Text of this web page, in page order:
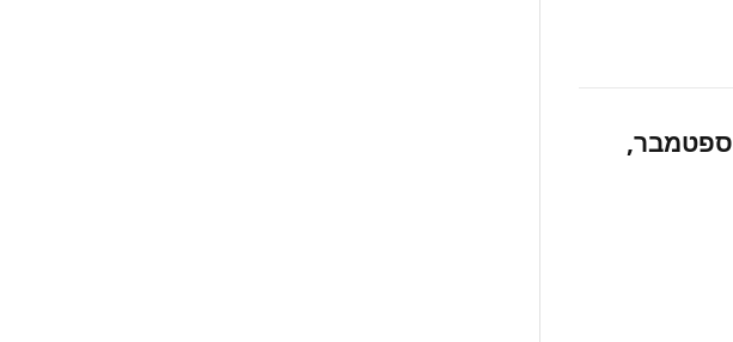
משחק הכדורסל NBA 2K25 יגיע ב-6 ספטמבר,